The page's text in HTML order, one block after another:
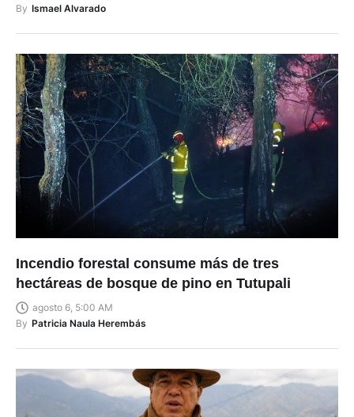
By Ismael Alvarado
Incendio forestal consume más de tres
hectáreas de bosque de pino en Tutupali
agosto 6, 5:00 AM
By Patricia Naula Herembás